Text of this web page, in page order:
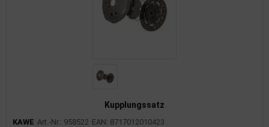
Kupplungssatz
KAWE Art.-Nr.: 958522 EAN: 8717012010423